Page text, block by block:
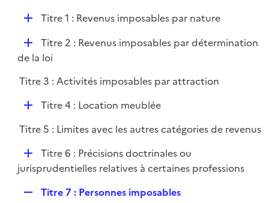
r
p
l
i
e
r
D
l
e
Titre 1 : Revenus imposables par nature
D
é
l
r
Titre 2 : Revenus imposables par détermination
de la loi
Titre 3 : Activités imposables par attraction
D
p
e
Titre 4 : Location meublée
Titre 5 : Limites avec les autres catégories de revenus
D
é
Titre 6 : Précisions doctrinales ou
jurisprudentielles relatives à certaines professions
Titre 7 : Personnes imposables